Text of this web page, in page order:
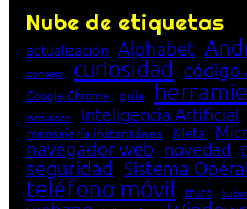
Nube de etiquetas
actualización Alphabet
consejo
curiosidad código
Google Chrome guía
innovación Inteligencia Artificial
mensajería instantánea Meta
navegador web novedad
seguridad Sistema
teléfono móvil truco